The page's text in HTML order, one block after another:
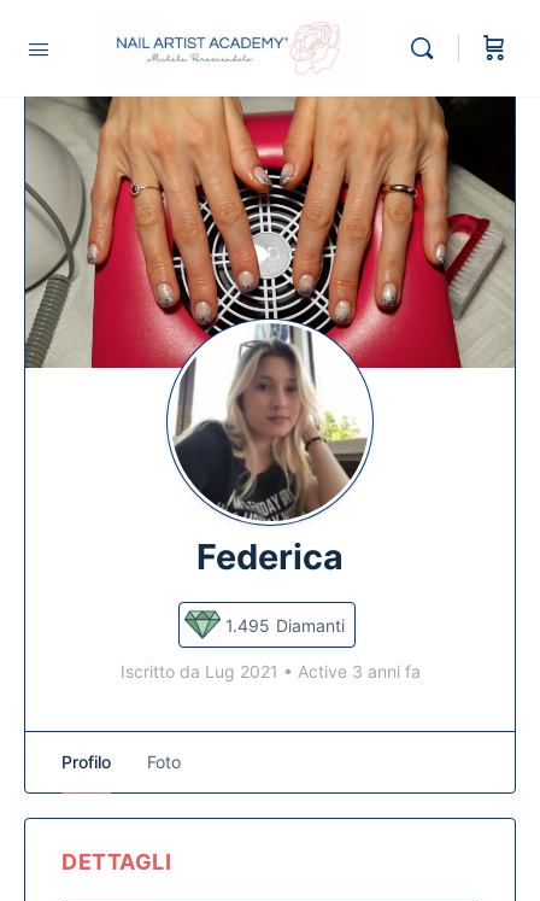
Federica
1.495 Diamanti
Iscritto da Lug 2021 • Active 3 anni fa
Profilo Foto
DETTAGLI